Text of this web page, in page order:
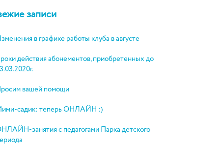
записи
в графике работы клуба в августе
действия абонементов, приобретенных до
вашей помощи
садик: теперь ОНЛАЙН :)
занятия с педагогами Парка детского